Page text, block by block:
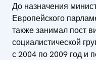
До назначения
Европейского
также занимал пост
социалистической
с 2004 по 2009 год и